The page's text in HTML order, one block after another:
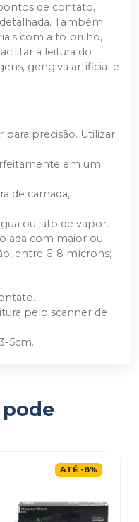
de contato,
Também
com alto brilho,
a leitura do
gengiva artificial e
para precisão. Utilizar
em um
de camada,
ou jato de vapor.
com maior ou
entre 6-8 mícrons;
pelo scanner de
5cm.
ATÉ -8%